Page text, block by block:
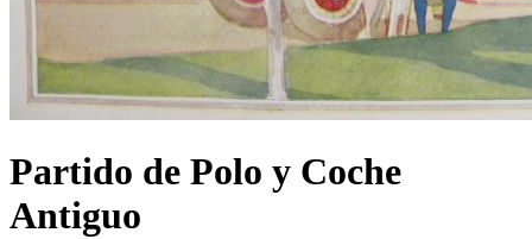
Partido de Polo y Coche
Antiguo